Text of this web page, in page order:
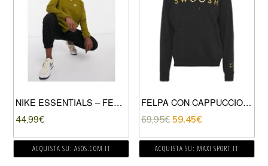
NIKE ESSENTIALS – FELPA GIROCOLLO KAKI VERDE
44,99€
ACQUISTA SU: ASOS.COM IT
FELPA CON CAPPUCCIO SWOOSH
69,95€ 59,45€
ACQUISTA SU: MAXI SPORT IT